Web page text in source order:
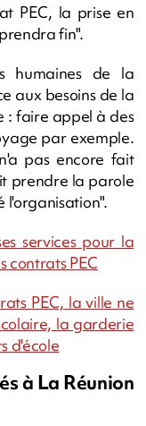
PEC, la prise en
fin".
humaines de la
aux besoins de la
: faire appel à des
par exemple.
pas encore fait
prendre la parole
l'organisation".
services pour la
contrats PEC
PEC, la ville ne
la garderie
d'école
à La Réunion